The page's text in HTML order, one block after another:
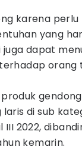
karena
yang
juga dapat
orang
di sub
III 2022,
kemarin.